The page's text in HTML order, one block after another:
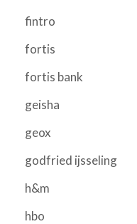
fintro
fortis
fortis bank
geisha
geox
godfried ijsseling
h&m
hbo